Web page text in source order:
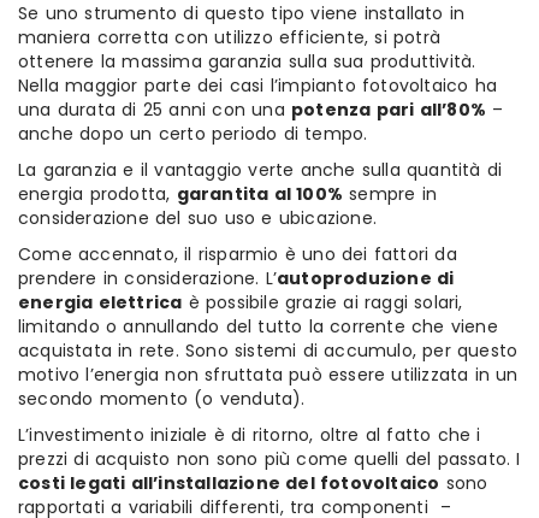
Se uno strumento di questo tipo viene installato in
maniera corretta con utilizzo efficiente, si potrà
ottenere la massima garanzia sulla sua produttività.
Nella maggior parte dei casi l’impianto fotovoltaico ha
una durata di 25 anni con una potenza pari all’80% –
anche dopo un certo periodo di tempo.
La garanzia e il vantaggio verte anche sulla quantità di
energia prodotta, garantita al 100% sempre in
considerazione del suo uso e ubicazione.
Come accennato, il risparmio è uno dei fattori da
prendere in considerazione. L’autoproduzione di
energia elettrica è possibile grazie ai raggi solari,
limitando o annullando del tutto la corrente che viene
acquistata in rete. Sono sistemi di accumulo, per questo
motivo l’energia non sfruttata può essere utilizzata in un
secondo momento (o venduta).
L’investimento iniziale è di ritorno, oltre al fatto che i
prezzi di acquisto non sono più come quelli del passato. I
costi legati all’installazione del fotovoltaico sono
rapportati a variabili differenti, tra componenti –